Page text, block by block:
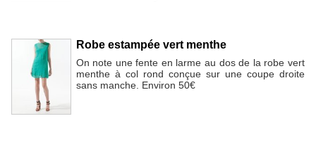
Robe estampée vert menthe
On note une fente en larme au dos de la robe vert
menthe à col rond conçue sur une coupe droite
sans manche. Environ 50€